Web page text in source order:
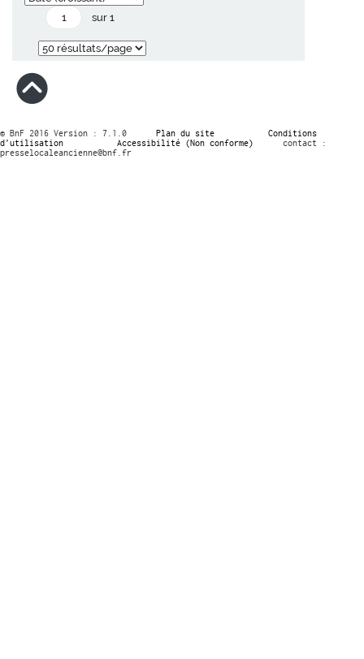
sur 1
© BnF 2016 Version : 7.1.0 Plan du site
Conditions
d’utilisation
Accessibilité (Non conforme)
contact :
presselocaleancienne@bnf.fr